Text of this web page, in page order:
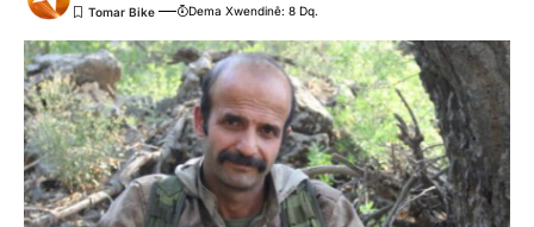
Dema Xwendinê: 8 Dq.